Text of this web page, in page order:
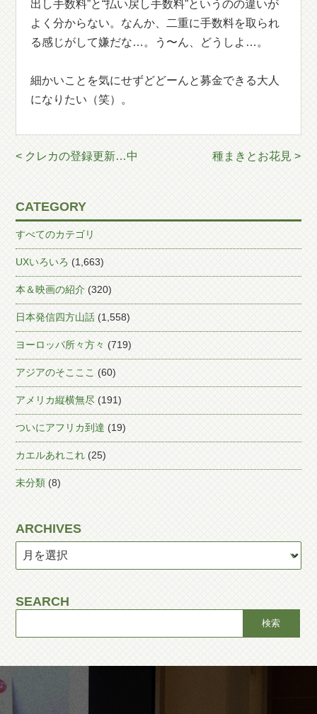
出し手数料”と“払い戻し手数料”というのの違いが
よく分からない。なんか、二重に手数料を取られ
る感じがして嫌だな…。う〜ん、どうしよ…。
細かいことを気にせずどどーんと募金できる大人
になりたい（笑）。
< クレカの登録更新…中 種まきとお花見 >
CATEGORY
すべてのカテゴリ
UXいろいろ (1,663)
本＆映画の紹介 (320)
日本発信四方山話 (1,558)
ヨーロッパ所々方々 (719)
アジアのそこここ (60)
アメリカ縦横無尽 (191)
ついにアフリカ到達 (19)
カエルあれこれ (25)
未分類 (8)
ARCHIVES
SEARCH